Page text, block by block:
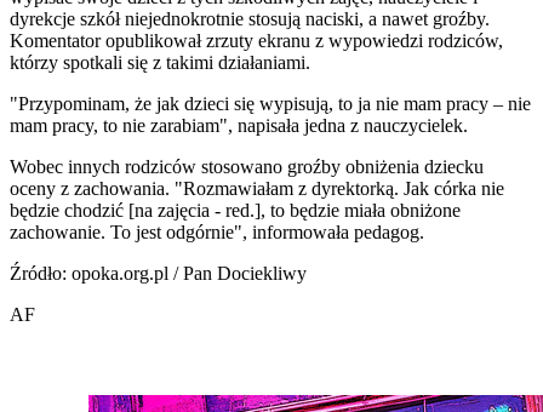
dyrekcje szkół niejednokrotnie stosują naciski, a nawet groźby.
Komentator opublikował zrzuty ekranu z wypowiedzi rodziców,
którzy spotkali się z takimi działaniami.
"Przypominam, że jak dzieci się wypisują, to ja nie mam pracy – nie
mam pracy, to nie zarabiam", napisała jedna z nauczycielek.
Wobec innych rodziców stosowano groźby obniżenia dziecku
oceny z zachowania. "Rozmawiałam z dyrektorką. Jak córka nie
będzie chodzić [na zajęcia - red.], to będzie miała obniżone
zachowanie. To jest odgórnie", informowała pedagog.
Źródło: opoka.org.pl / Pan Dociekliwy
AF